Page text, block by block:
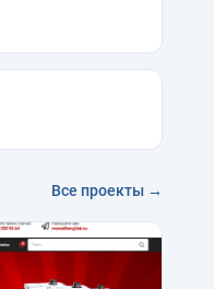
Все проекты →